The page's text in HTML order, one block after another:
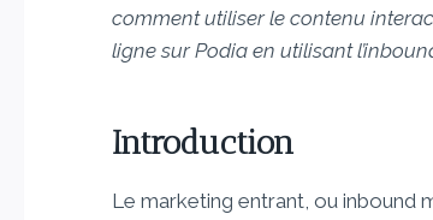
comment utiliser le contenu
ligne sur Podia en utilisant
Introduction
Le marketing entrant, ou inbound